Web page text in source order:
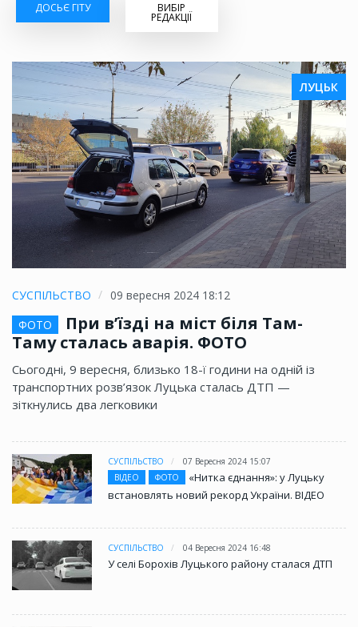
ДОСЬЄ ГІТУ ВИБІР
РЕДАКЦІЇ
ЛУЦЬК
СУСПІЛЬСТВО
09 вересня 2024 18:12
ФОТО
При в’їзді на міст біля Там-
Таму сталась аварія. ФОТО
Сьогодні, 9 вересня, близько 18-ї години на одній із
транспортних розв’язок Луцька сталась ДТП —
зіткнулись два легковики
СУСПІЛЬСТВО
07 Вересня 2024 15:07
ВІДЕО
ФОТО
«Нитка єднання»: у Луцьку
встановлять новий рекорд України. ВІДЕО
СУСПІЛЬСТВО 04 Вересня 2024 16:48
У селі Борохів Луцького району сталася ДТП